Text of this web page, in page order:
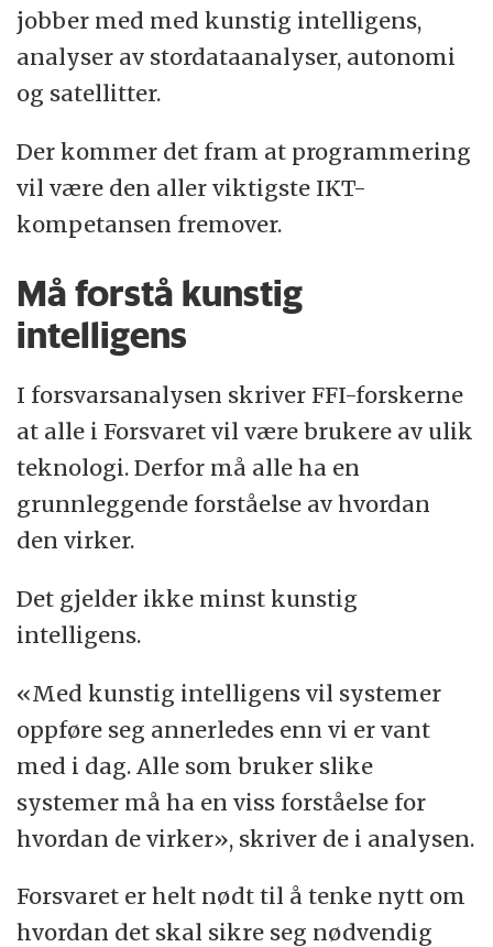
jobber med med kunstig intelligens,
analyser av stordataanalyser, autonomi
og satellitter.
Der kommer det fram at programmering
vil være den aller viktigste IKT-
kompetansen fremover.
Må forstå kunstig
intelligens
I forsvarsanalysen skriver FFI-forskerne
at alle i Forsvaret vil være brukere av ulik
teknologi. Derfor må alle ha en
grunnleggende forståelse av hvordan
den virker.
Det gjelder ikke minst kunstig
intelligens.
«Med kunstig intelligens vil systemer
oppføre seg annerledes enn vi er vant
med i dag. Alle som bruker slike
systemer må ha en viss forståelse for
hvordan de virker», skriver de i analysen.
Forsvaret er helt nødt til å tenke nytt om
hvordan det skal sikre seg nødvendig